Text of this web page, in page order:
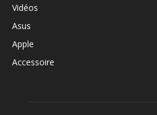
Vidéos
Asus
Apple
Accessoire